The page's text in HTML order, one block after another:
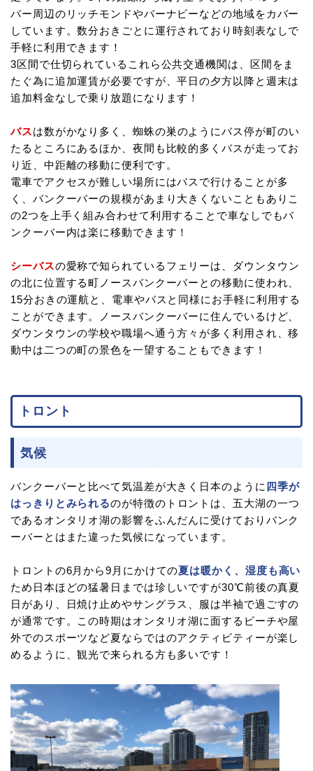
バー周辺のリッチモンドやバーナビーなどの地域をカバー
しています。数分おきごとに運行されており時刻表なしで
手軽に利用できます！
3区間で仕切られているこれら公共交通機関は、区間をま
たぐ為に追加運賃が必要ですが、平日の夕方以降と週末は
追加料金なしで乗り放題になります！
バスは数がかなり多く、蜘蛛の巣のようにバス停が町のい
たるところにあるほか、夜間も比較的多くバスが走ってお
り近、中距離の移動に便利です。
電車でアクセスが難しい場所にはバスで行けることが多
く、バンクーバーの規模があまり大きくないこともありこ
の2つを上手く組み合わせて利用することで車なしでもバ
ンクーバー内は楽に移動できます！
シーバスの愛称で知られているフェリーは、ダウンタウン
の北に位置する町ノースバンクーバーとの移動に使われ、
15分おきの運航と、電車やバスと同様にお手軽に利用する
ことができます。ノースバンクーバーに住んでいるけど、
ダウンタウンの学校や職場へ通う方々が多く利用され、移
動中は二つの町の景色を一望することもできます！
トロント
気候
バンクーバーと比べて気温差が大きく日本のように 四季が
はっきりとみられるのが特徴のトロントは、五大湖の一つ
であるオンタリオ湖の影響をふんだんに受けておりバンク
ーバーとはまた違った気候になっています。
トロントの6月から9月にかけての夏は暖かく、湿度も高い
ため日本ほどの猛暑日までは珍しいですが30℃前後の真夏
日があり、日焼け止めやサングラス、服は半袖で過ごすの
が通常です。この時期はオンタリオ湖に面するビーチや屋
外でのスポーツなど夏ならではのアクティビティーが楽し
めるように、観光で来られる方も多いです！